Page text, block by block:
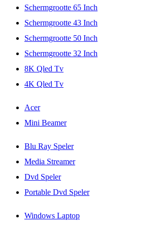
Schermgrootte 65 Inch
Schermgrootte 43 Inch
Schermgrootte 50 Inch
Schermgrootte 32 Inch
8K Qled Tv
4K Qled Tv
Acer
Mini Beamer
Blu Ray Speler
Media Streamer
Dvd Speler
Portable Dvd Speler
Windows Laptop